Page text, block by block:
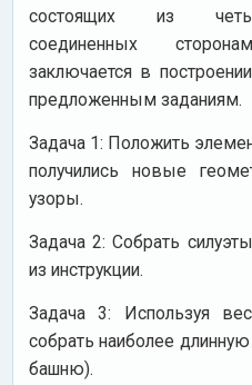
состоящих из
соединенных
заключается в
предложенным заданиям.
Задача 1: Положить
получились новые
узоры.
Задача 2: Собрать
из инструкции.
Задача 3: Используя
собрать наиболее
башню).